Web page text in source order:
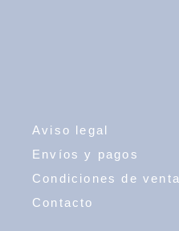
Aviso legal
Envíos y pagos
Condiciones de venta
Contacto